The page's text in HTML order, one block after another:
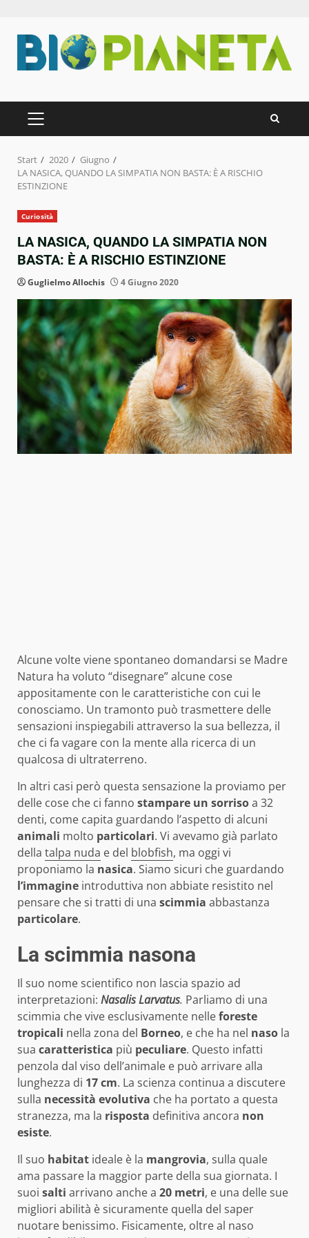
Inhalt
springen
PRIMÄRES
MENÜ
Start 2020
Giugno
LA NASICA, QUANDO LA SIMPATIA NON BASTA: È A RISCHIO
ESTINZIONE
Curiosità
LA NASICA, QUANDO LA SIMPATIA NON
BASTA: È A RISCHIO ESTINZIONE
Guglielmo Allochis 4 Giugno 2020
Alcune volte viene spontaneo domandarsi se Madre
Natura ha voluto “disegnare” alcune cose
appositamente con le caratteristiche con cui le
conosciamo. Un tramonto può trasmettere delle
sensazioni inspiegabili attraverso la sua bellezza, il
che ci fa vagare con la mente alla ricerca di un
qualcosa di ultraterreno.
In altri casi però questa sensazione la proviamo per
delle cose che ci fanno stampare un sorrisoa 32
denti, come capita guardando l’aspetto di alcuni
animali molto particolari. Vi avevamo già parlato
della talpa nuda e del blobfish, ma oggi vi
proponiamo la nasica. Siamo sicuri che guardando
l’immagine introduttiva non abbiate resistito nel
pensare che si tratti di una scimmia abbastanza
particolare.
La scimmia nasona
Il suo nome scientifico non lascia spazio ad
interpretazioni: NasalisLarvatus. Parliamo di una
scimmia che vive esclusivamente nelleforeste
tropicali nella zona del Borneo, e che ha nel naso la
sua caratteristica più peculiare. Questo infatti
penzola dal viso dell’animale e può arrivare alla
lunghezza di 17 cm. La scienza continua a discutere
sulla necessità evolutiva che ha portato a questa
stranezza, ma la risposta definitiva ancora non
esiste.
Il suo habitat ideale è la mangrovia, sulla quale
ama passare la maggior parte della sua giornata. I
suoi salti arrivano anche a 20 metri, e una delle sue
migliori abilità è sicuramente quella del saper
nuotare benissimo. Fisicamente, oltre al naso